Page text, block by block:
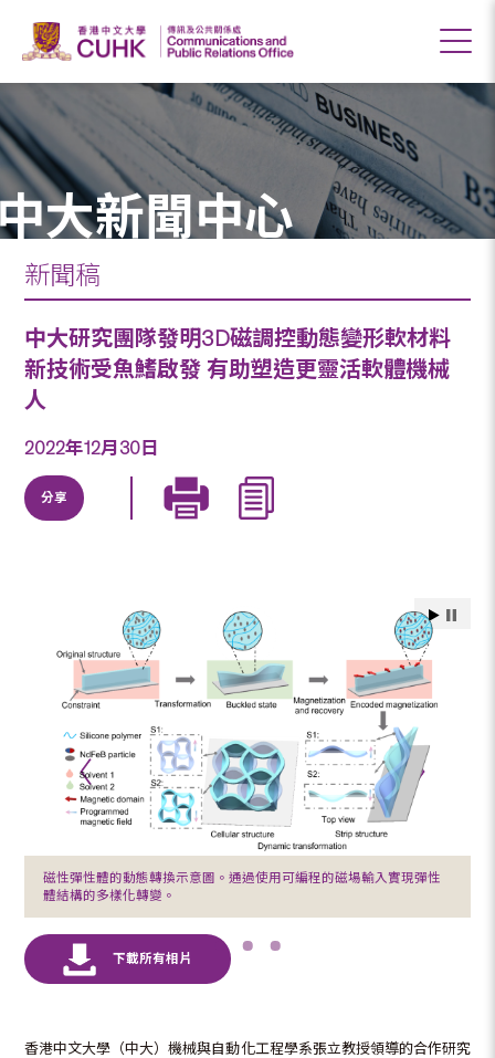
大新聞中心
新聞稿
中大研究團隊發明3D磁調控動態變形軟材料
新技術受魚鰭啟發 有助塑造更靈活軟體機械
人
2022年12月30日
分享
磁性彈性體的動態轉換示意圖。通過使用可編程的磁場輸入實現彈性
體結構的多樣化轉變。
香港中文大學（中大）機械與自動化工程學系張立教授領導的合作研究